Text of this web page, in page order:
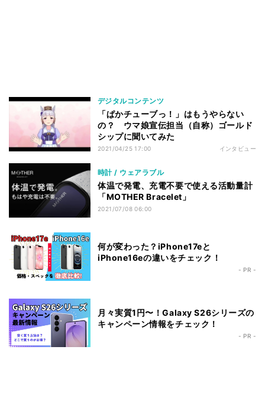
デジタルコンテンツ
「ぱかチューブっ！」はもうやらない
の？ ウマ娘宣伝担当（自称）ゴールド
シップに聞いてみた
2021/04/25 17:00 インタビュー
時計 / ウェアラブル
体温で発電、充電不要で使える活動量計
「MOTHER Bracelet」
2021/07/08 06:00
何が変わった？iPhone17eと
iPhone16eの違いをチェック！
- PR -
月々実質1円〜！Galaxy S26シリーズの
キャンペーン情報をチェック！
- PR -